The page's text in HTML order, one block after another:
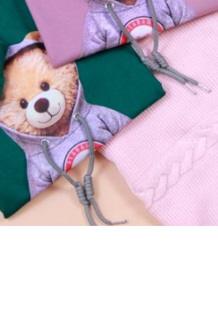
بزرگنمایی کلیک کنید